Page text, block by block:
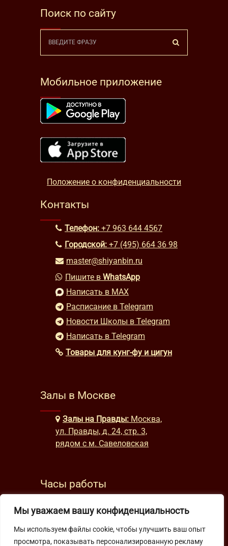
Мы уважаем вашу конфиденциальность
Мы используем файлы cookie, чтобы улучшить ваш опыт
просмотра, показывать персонализированную рекламу
Поиск по сайту
Мобильное приложение
Положение о конфиденциальности
Контакты
Телефон: +7 963 644 4567
Городской: +7 (495) 664 36 98
master@shiyanbin.ru
Пишите в WhatsApp
Написать в MAX
Расписание в Telegram
Новости Школы в Telegram
Написать в Telegram
Товары для кунг-фу и цигун
Залы в Москве
Залы на Правды: Москва,
ул. Правды, д. 24, стр. 3,
рядом с м. Савеловская
Часы работы
будни: с 9:00 до 22:00